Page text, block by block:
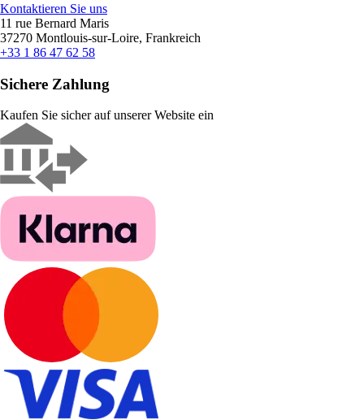
Kontaktieren Sie uns
11 rue Bernard Maris
37270 Montlouis-sur-Loire, Frankreich
+33 1 86 47 62 58
Sichere Zahlung
Kaufen Sie sicher auf unserer Website ein